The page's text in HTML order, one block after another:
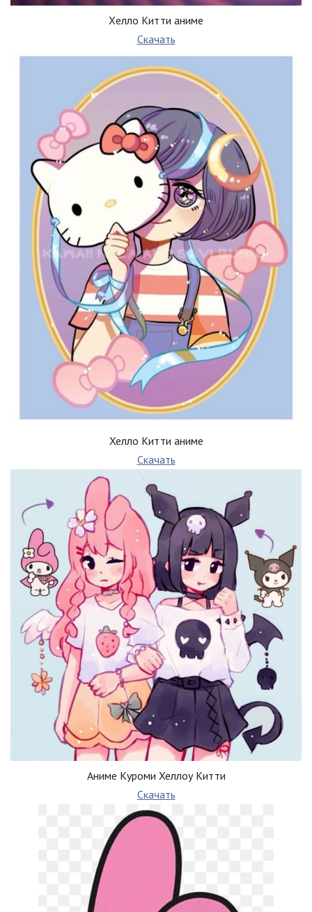
Хeлло Китти аниме
Скачать
Хелло Китти аниме
Скачать
Аниме Куроми Хеллоу Китти
Скачать